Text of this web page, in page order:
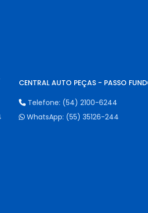
CENTRAL AUTO PEÇAS - PASSO
Telefone: (54) 2100-6244
WhatsApp: (55) 35126-244